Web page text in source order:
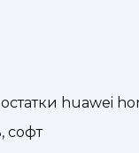
huawei
софт